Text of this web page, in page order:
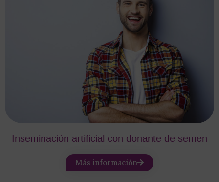
Inseminación artificial con donante de semen
Más información